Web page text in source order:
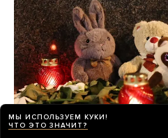
МЫ ИСПОЛЬЗУЕМ КУКИ!
ЧТО ЭТО ЗНАЧИТ?